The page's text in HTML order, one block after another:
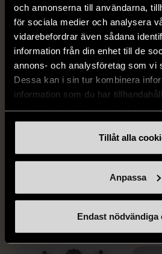
och annonserna till användarna,
för sociala medier och analysera
vidarebefordrar även sådana
information från din enhet till de
annons- och analysföretag som vi
Dessa kan i sin tur kombinera
information som du har
Tillåt alla
Anpassa
Endast nödvändiga
1/5
Stockh lm - Ljusgrön
FRÅN SAMMA
Hitta produkter från